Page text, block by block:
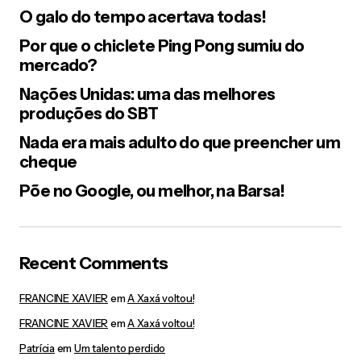
né? ainda mais brinquedos que a gente não cuida
direito qdo se é criança.;.. acotneceu comigo.. bj
Responder
Eu tenho uma história com a galinha da Maggi… mas te
conto quando tomarmos mais uns 2 sucos do
Tropical…. ou umas cevas talvez….hahahahahaha
Ana Paula
21/03/2012 at 9:44 am
meu “beija-flor” hehehe bjao
22/03/2012 at 12:50 am
Responder
O galo do tempo acertava todas!
Por que o chiclete Ping Pong sumiu do
mercado?
Nações Unidas: uma das melhores
produções do SBT
Nada era mais adulto do que preencher um
cheque
Põe no Google, ou melhor, na Barsa!
Recent Comments
FRANCINE XAVIER emA Xaxá voltou!
FRANCINE XAVIER emA Xaxá voltou!
PatríciaemUm talento perdido